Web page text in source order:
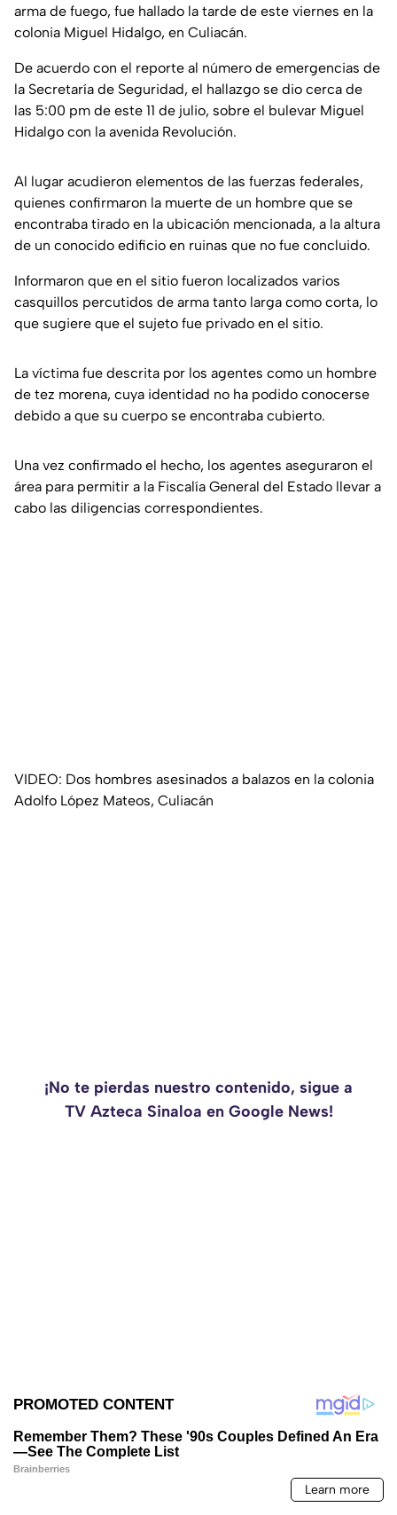
arma de fuego, fue hallado la tarde de este viernes en la
colonia Miguel Hidalgo, en Culiacán.
De acuerdo con el reporte al número de emergencias de
la Secretaría de Seguridad, el hallazgo se dio cerca de
las 5:00 pm de este 11 de julio, sobre el bulevar Miguel
Hidalgo con la avenida Revolución.
Al lugar acudieron elementos de las fuerzas federales,
quienes confirmaron la muerte de un hombre que se
encontraba tirado en la ubicación mencionada, a la altura
de un conocido edificio en ruinas que no fue concluido.
Informaron que en el sitio fueron localizados varios
casquillos percutidos de arma tanto larga como corta, lo
que sugiere que el sujeto fue privado en el sitio.
La víctima fue descrita por los agentes como un hombre
de tez morena, cuya identidad no ha podido conocerse
debido a que su cuerpo se encontraba cubierto.
Una vez confirmado el hecho, los agentes aseguraron el
área para permitir a la Fiscalía General del Estado llevar a
cabo las diligencias correspondientes.
VIDEO: Dos hombres asesinados a balazos en la colonia
Adolfo López Mateos, Culiacán
¡No te pierdas nuestro contenido, sigue a
TV Azteca Sinaloa en Google News!